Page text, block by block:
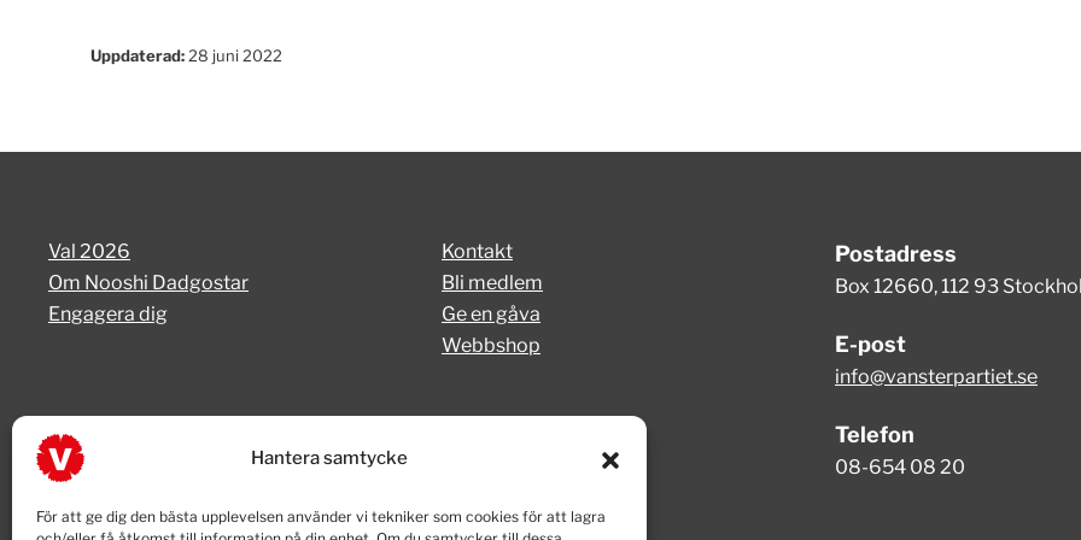
Hantera samtycke
För att ge dig den bästa upplevelsen använder vi tekniker som cookies för att lagra
Uppdaterad:28 juni 2022
Val 2026
Om Nooshi Dadgostar
Engagera dig
Kontakt
Bli medlem
Ge en gåva
Webbshop
Postadress
Box 12660, 112 93
E-post
info@vansterpartiet.se
Telefon
08-654 08 20